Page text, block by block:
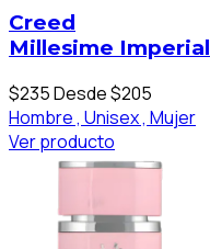
Creed
Millesime Imperial
$235Desde $205
Hombre , Unisex , Mujer
Ver producto